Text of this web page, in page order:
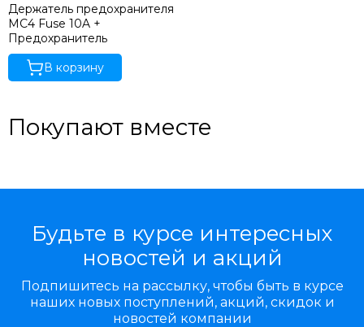
Держатель предохранителя
MC4 Fuse 10A +
Предохранитель
В корзину
Покупают вместе
Будьте в курсе интересных
новостей и акций
Подпишитесь на рассылку, чтобы быть в курсе
наших новых поступлений, акций, скидок и
новостей компании